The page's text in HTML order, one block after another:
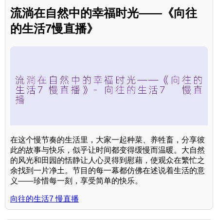
流淌在自然中的幸福时光——《向往
的生活7慢直播》
在这个慢节奏的生活里，大家一起种菜、养牲畜，分享彼
此的故事与快乐，似乎让时间都变得缓慢而温暖。大自然
的风光和田园的恬静让人心灵得到慰藉，使观众在繁忙之
余找到一片净土。节目的每一幕都仿佛在述说着生活的意
义——珍惜每一刻，享受简单的快乐。
向往的生活7 慢直播